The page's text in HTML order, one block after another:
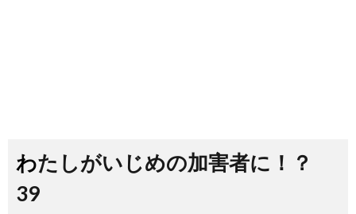
わたしがいじめの加害者に！？
39